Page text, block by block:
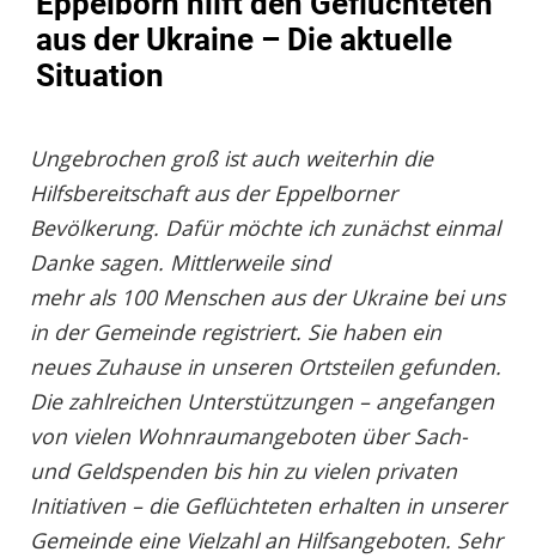
aus der Ukraine – Die aktuelle
Situation
Ungebrochen groß ist auch weiterhin die
Hilfsbereitschaft aus der Eppelborner
Bevölkerung. Dafür möchte ich zunächst einmal
Danke sagen. Mittlerweile sind
mehr als 100 Menschen aus der Ukraine bei uns
in der Gemeinde registriert. Sie haben ein
neues Zuhause in unseren Ortsteilen gefunden.
Die zahlreichen Unterstützungen – angefangen
von vielen Wohnraumangeboten über Sach-
und Geldspenden bis hin zu vielen privaten
Initiativen – die Geflüchteten erhalten in unserer
Gemeinde eine Vielzahl an Hilfsangeboten. Sehr